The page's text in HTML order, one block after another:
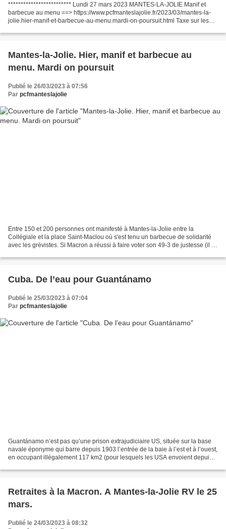
************************* Lundi 27 mars 2023 MANTES-LA-JOLIE Manif et
barbecue au menu ==> https://www.pcfmanteslajolie.fr/2023/03/mantes-la-
jolie.hier-manif-et-barbecue-au-menu.mardi-on-poursuit.html Taxe sur les
Mantes-la-Jolie. Hier, manif et barbecue au
menu. Mardi on poursuit
Publié le 26/03/2023 à 07:56
Par pcfmanteslajolie
Entre 150 et 200 personnes ont manifesté à Mantes-la-Jolie entre la
Collégiale et la place Saint-Maclou où s'est tenu un barbecue de solidarité
avec les grévistes. Si Macron a réussi à faire voter son 49-3 de justesse (il a
Cuba. De l’eau pour Guantánamo
Publié le 25/03/2023 à 07:04
Par pcfmanteslajolie
Guantánamo n’est pas qu’une prison extrajudiciaire US, située sur la base
navale éponyme qui barre depuis 1903 l’entrée de la baie à l’est et à l’ouest,
en occupant illégalement 117 km2 (pour lesquels les USA envoient depuis
Retraites à la Macron. A Mantes-la-Jolie RV le 25
mars.
Publié le 24/03/2023 à 08:32